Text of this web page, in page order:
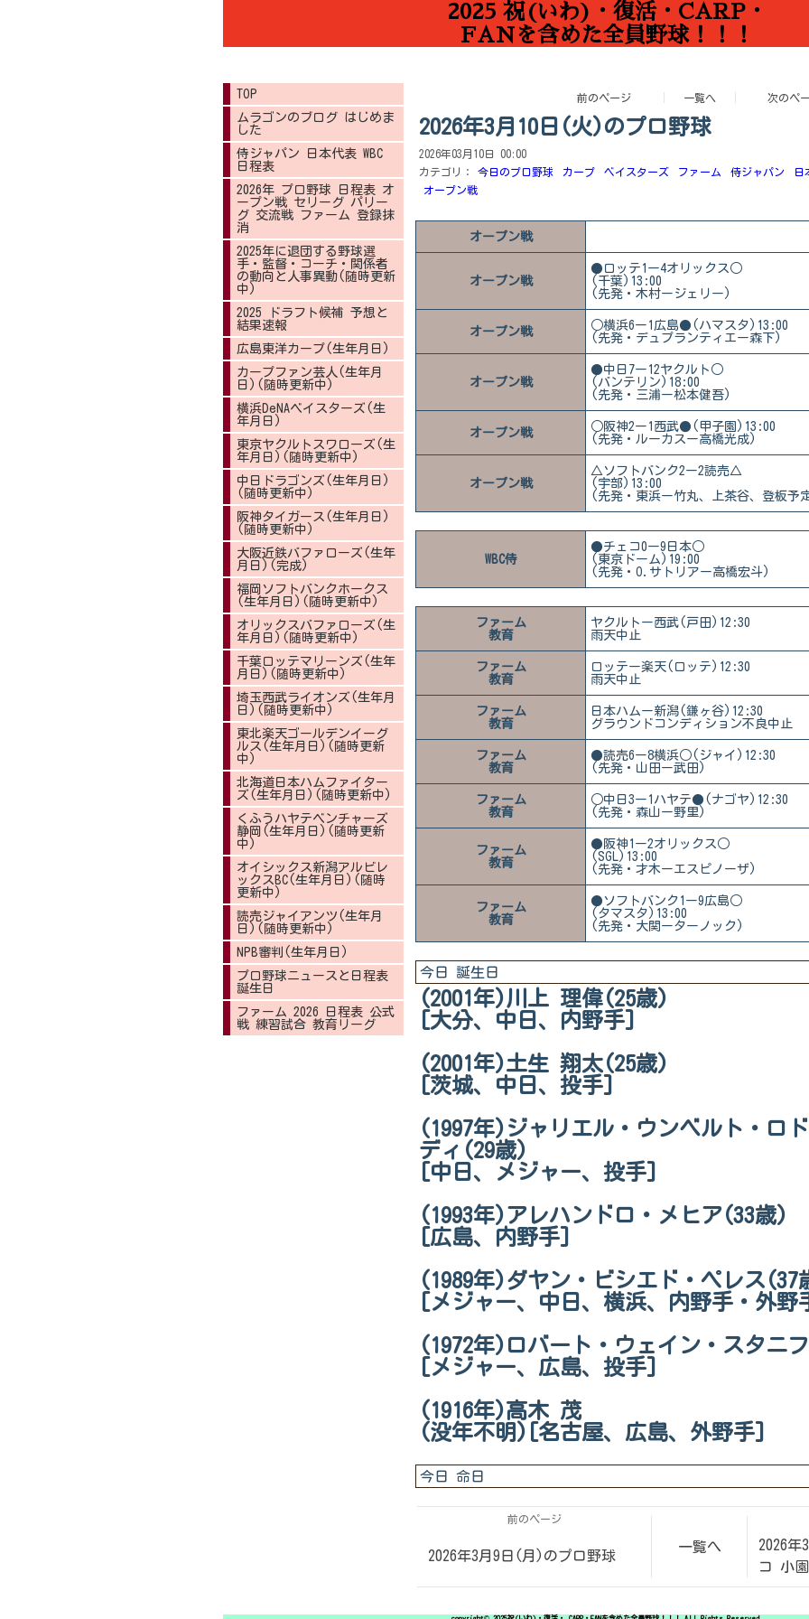
2025 祝(いわ)・復活・CARP・
FANを含めた全員野球！！！
前のページ 一覧へ 次のペ
2026年3月10日(火)のプロ野球
2026年03月10日 00:00
カテゴリ：
今日のプロ野球 カープ ベイスターズ ファーム 侍ジャパン
日
オープン戦
オープン戦
オープン戦
●ロッテ1ー4オリックス○
(千葉)13:00
(先発・木村ージェリー)
オープン戦
○横浜6ー1広島●(ハマスタ)13:00
(先発・デュプランティエー森下)
オープン戦
●中日7ー12ヤクルト○
(バンテリン)18:00
(先発・三浦ー松本健吾)
オープン戦
○阪神2ー1西武●(甲子園)13:00
(先発・ルーカスー高橋光成)
オープン戦
△ソフトバンク2ー2読売△
(宇部)13:00
(先発・東浜ー竹丸、上茶谷、登板予
WBC侍
●チェコ0ー9日本○
(東京ドーム)19:00
(先発・O.サトリアー高橋宏斗)
ファーム
教育
ヤクルトー西武(戸田)12:30
雨天中止
ファーム
教育
ロッテー楽天(ロッテ)12:30
雨天中止
ファーム
教育
日本ハムー新潟(鎌ヶ谷)12:30
グラウンドコンディション不良中止
ファーム
教育
●読売6ー8横浜○(ジャイ)12:30
(先発・山田ー武田)
ファーム
教育
○中日3ー1ハヤテ●(ナゴヤ)12:30
(先発・森山ー野里)
ファーム
教育
●阪神1ー2オリックス○
(SGL)13:00
(先発・才木ーエスピノーザ)
ファーム
教育
●ソフトバンク1ー9広島○
(タマスタ)13:00
(先発・大関ーターノック)
今日 誕生日
(2001年)川上 理偉(25歳)
[大分、中日、内野手]
(2001年)土生 翔太(25歳)
[茨城、中日、投手]
(1997年)ジャリエル・ウンベルト・ロ
ディ(29歳)
[中日、メジャー、投手]
(1993年)アレハンドロ・メヒア(33歳)
[広島、内野手]
(1989年)ダヤン・ビシエド・ペレス(37
[メジャー、中日、横浜、内野手・外野
(1972年)ロバート・ウェイン・スタニ
[メジャー、広島、投手]
(1916年)高木 茂
(没年不明)[名古屋、広島、外野手]
今日 命日
前のページ
2026年3月9日(月)のプロ野球
一覧へ
2026
コ 小
TOP
ムラゴンのブログ はじめま
した
侍ジャパン 日本代表 WBC
日程表
2026年 プロ野球 日程表 オ
ープン戦 セリーグ パリー
グ 交流戦 ファーム 登録抹
消
2025年に退団する野球選
手・監督・コーチ・関係者
の動向と人事異動(随時更新
中)
2025 ドラフト候補 予想と
結果速報
広島東洋カープ(生年月日)
カープファン芸人(生年月
日)(随時更新中)
横浜DeNAベイスターズ(生
年月日)
東京ヤクルトスワローズ(生
年月日)(随時更新中)
中日ドラゴンズ(生年月日)
(随時更新中)
阪神タイガース(生年月日)
(随時更新中)
大阪近鉄バファローズ(生年
月日)(完成)
福岡ソフトバンクホークス
(生年月日)(随時更新中)
オリックスバファローズ(生
年月日)(随時更新中)
千葉ロッテマリーンズ(生年
月日)(随時更新中)
埼玉西武ライオンズ(生年月
日)(随時更新中)
東北楽天ゴールデンイーグ
ルス(生年月日)(随時更新
中)
北海道日本ハムファイター
ズ(生年月日)(随時更新中)
くふうハヤテベンチャーズ
静岡(生年月日)(随時更新
中)
オイシックス新潟アルビレ
ックスBC(生年月日)(随時
更新中)
読売ジャイアンツ(生年月
日)(随時更新中)
NPB審判(生年月日)
プロ野球ニュースと日程表
誕生日
ファーム 2026 日程表 公式
戦 練習試合 教育リーグ